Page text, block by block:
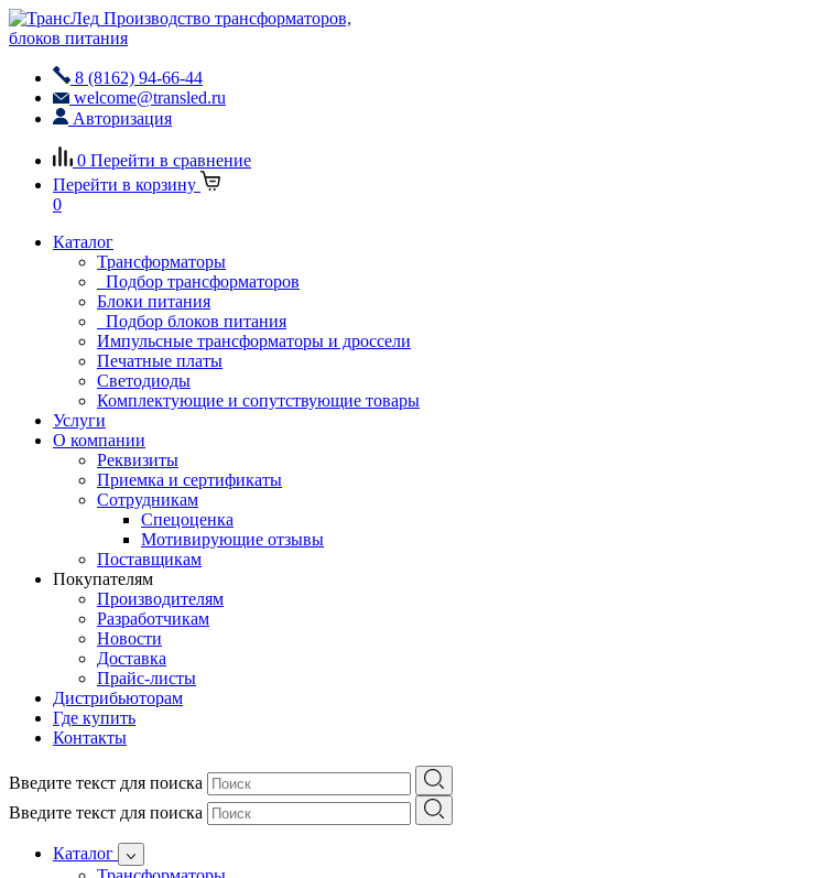
Производство трансформаторов,
блоков питания
8 (8162) 94-66-44
welcome@transled.ru
Авторизация
0 Перейти в сравнение
Перейти в корзину
0
Каталог
Трансформаторы
Подбор трансформаторов
Блоки питания
Подбор блоков питания
Импульсные трансформаторы и дроссели
Печатные платы
Светодиоды
Комплектующие и сопутствующие товары
Услуги
О компании
Реквизиты
Приемка и сертификаты
Сотрудникам
Спецоценка
Мотивирующие отзывы
Поставщикам
Покупателям
Производителям
Разработчикам
Новости
Доставка
Прайс-листы
Дистрибьюторам
Где купить
Контакты
Введите текст для поиска
Введите текст для поиска
Каталог